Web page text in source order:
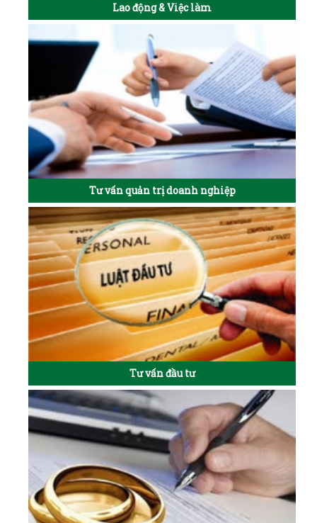
Lao động & Việc làm
Tư vấn quản trị doanh nghiệp
Tư vấn đầu tư